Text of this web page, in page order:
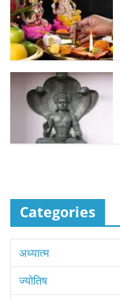
Categories
अध्यात्म
ज्योतिष